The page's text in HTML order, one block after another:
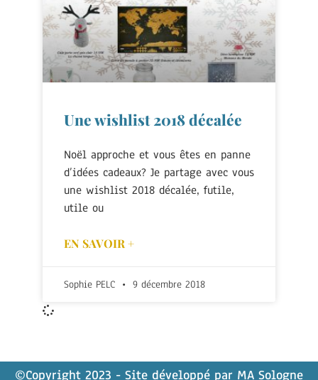
Une wishlist 2018 décalée
Noël approche et vous êtes en panne
d’idées cadeaux? Je partage avec vous
une wishlist 2018 décalée, futile,
utile ou
EN SAVOIR +
Sophie PELC 9 décembre 2018
©Copyright 2023 - Site développé par MA Sologne